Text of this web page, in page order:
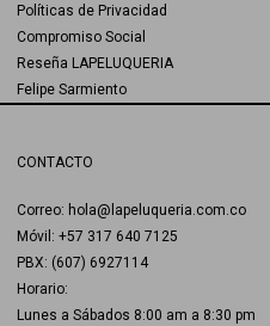
Políticas de Privacidad
Compromiso Social
Reseña LAPELUQUERIA
Felipe Sarmiento
CONTACTO
Correo: hola@lapeluqueria.com.co
Móvil: +57 317 640 7125
PBX: (607) 6927114
Horario:
Lunes a Sábados 8:00 am a 8:30 pm